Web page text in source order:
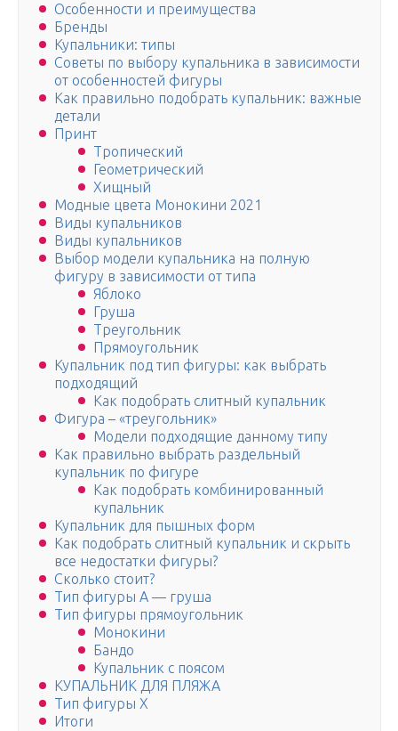
Особенности и преимущества
Бренды
Купальники: типы
Советы по выбору купальника в зависимости
от особенностей фигуры
Как правильно подобрать купальник: важные
детали
Принт
Тропический
Геометрический
Хищный
Модные цвета Монокини 2021
Виды купальников
Виды купальников
Выбор модели купальника на полную
фигуру в зависимости от типа
Яблоко
Груша
Треугольник
Прямоугольник
Купальник под тип фигуры: как выбрать
подходящий
Как подобрать слитный купальник
Фигура – «треугольник»
Модели подходящие данному типу
Как правильно выбрать раздельный
купальник по фигуре
Как подобрать комбинированный
купальник
Купальник для пышных форм
Как подобрать слитный купальник и скрыть
все недостатки фигуры?
Сколько стоит?
Тип фигуры А — груша
Тип фигуры прямоугольник
Монокини
Бандо
Купальник с поясом
КУПАЛЬНИК ДЛЯ ПЛЯЖА
Тип фигуры X
Итоги